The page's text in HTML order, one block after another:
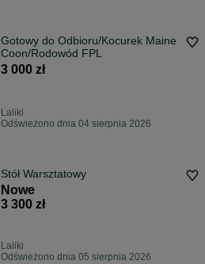
Gotowy do Odbioru/Kocurek Maine
Coon/Rodowód FPL
3 000 zł
Laliki
Odświeżono dnia 04 sierpnia 2026
Stół Warsztatowy
Nowe
3 300 zł
Laliki
Odświeżono dnia 05 sierpnia 2026